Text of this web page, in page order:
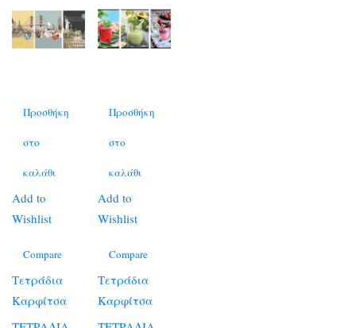
Προσθήκη
στο
καλάθι
Add to
Wishlist
Compare
Τετράδια
Καρφίτσα
Προσθήκη
στο
καλάθι
Add to
Wishlist
Compare
Τετράδια
Καρφίτσα